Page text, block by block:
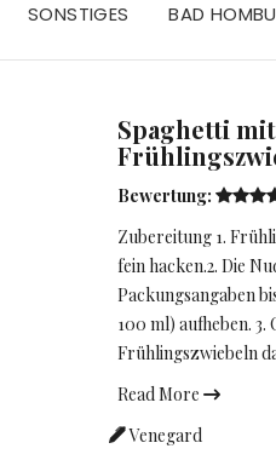
SONSTIGES BAD
Spaghetti
Bewertung:
Zubereitung 1.
fein hacken.2. Die
Packungsangaben
100 ml) aufheben.
Frühlingszwiebeln
Read More
Venegard